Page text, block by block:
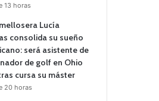
13 horas
Lucía
consolida su sueño
será asistente de
de golf en Ohio
cursa su máster
20 horas